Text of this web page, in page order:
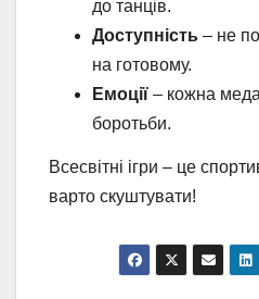
до танців.
Доступність – не
на готовому.
Емоції – кожна
боротьби.
Всесвітні ігри – це
варто скуштувати!